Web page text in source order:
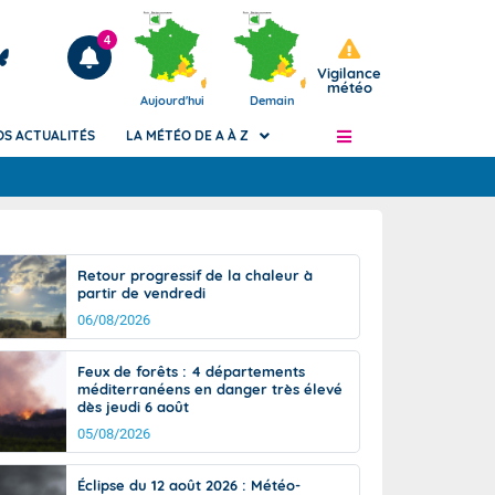
Articles
4
Aujourd'hui Demain
Vigilance
météo
de
Phénomènes dangereux de J+2 à J+7
Avertissement pluies intenses à l'échelle
des communes (Apic)
Bulletins Marine
Bulletins d'estimation du risque
d'avalanche
Météo des forêts
Vigicrues
ACTUALITÉS LA MÉTÉO DE A À Z
Retour progressif de la chaleur à
partir de vendredi
06/08/2026
Feux de forêts : 4 départements
méditerranéens en danger très élevé
dès jeudi 6 août
05/08/2026
Éclipse du 12 août 2026 : Météo-